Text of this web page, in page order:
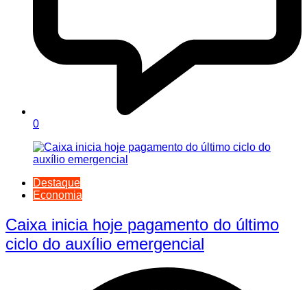
0
Destaque
Economia
Caixa inicia hoje pagamento do último
ciclo do auxílio emergencial